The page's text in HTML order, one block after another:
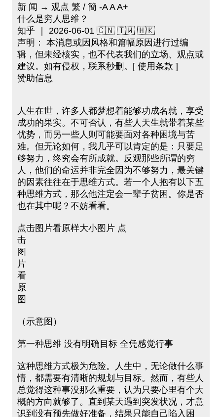
新 闻 → 观点 繁 / 簡 -A A A+
什么是穷人思维？
知乎 ｜ 2026-06-01 🇨🇳 🇹🇼 🇭🇰
声明： 本消息或因风格和篇幅原因进行过编
辑，但未经核实，也不代表我们的立场、观点或
建议。如有侵权，联系秒删。[ 使用条款 ]
赞助信息
人生在世，许多人都梦想着能够功成名就，享受
成功的果实。不可否认，有些人天生就带着某些
优势，而另一些人则可能要面对各种困境与苦
难。但无论如何，我几乎可以肯定的是：只要足
够努力，终究会有所成就。反观那些所谓的穷
人，他们的命运并非完全因为不够努力，最关键
的因素往往在于思维方式。若一个人抱有以下五
种思维方式，那么他注定会一辈子贫困。你是否
也在其中呢？不妨看看。
点击图片看原样大小图片 点
击
图
片
看
原
图
（示意图）
第一种思维 没有明确目标 全凭感觉行事
这种思维方式极为危险。人生中，无论做什么事
情，都需要有清晰的规划与目标。然而，有些人
总觉得这种事没那么重要，认为只要心里有个大
概的方向就够了。直到某天遇到突发状况，才意
识到没有预先做好准备，结果只能自己陷入困